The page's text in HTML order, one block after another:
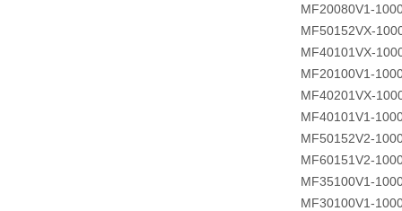
MF20080V1-
MF50152VX-
MF40101VX-
MF20100V1-
MF40201VX-
MF40101V1-
MF50152V2-
MF60151V2-
MF35100V1-
MF30100V1-